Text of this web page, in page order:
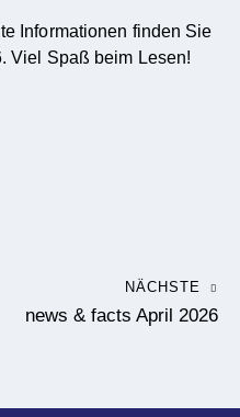
Informationen finden Sie
Viel Spaß beim Lesen!
NÄCHSTE
news & facts April 2026